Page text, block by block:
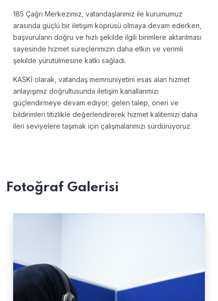
185 Çağrı Merkezimiz, vatandaşlarımız ile kurumumuz
arasında güçlü bir iletişim köprüsü olmaya devam ederken,
başvuruların doğru ve hızlı şekilde ilgili birimlere aktarılması
sayesinde hizmet süreçlerimizin daha etkin ve verimli
şekilde yürütülmesine katkı sağladı.
KASKİ olarak, vatandaş memnuniyetini esas alan hizmet
anlayışımız doğrultusunda iletişim kanallarımızı
güçlendirmeye devam ediyor; gelen talep, öneri ve
bildirimleri titizlikle değerlendirerek hizmet kalitemizi daha
ileri seviyelere taşımak için çalışmalarımızı sürdürüyoruz.
Fotoğraf Galerisi